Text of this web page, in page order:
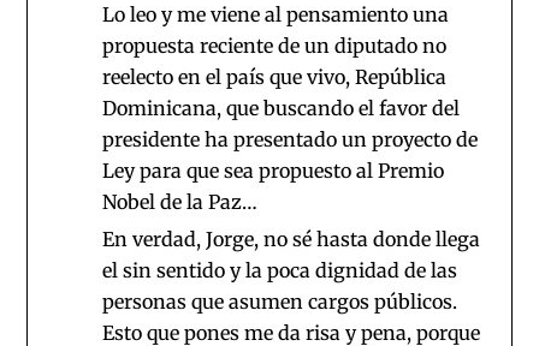
Lo leo y me viene al pensamiento una
propuesta reciente de un diputado no
reelecto en el país que vivo, República
Dominicana, que buscando el favor del
presidente ha presentado un proyecto de
Ley para que sea propuesto al Premio
Nobel de la Paz…
En verdad, Jorge, no sé hasta donde llega
el sin sentido y la poca dignidad de las
personas que asumen cargos públicos.
Esto que pones me da risa y pena, porque